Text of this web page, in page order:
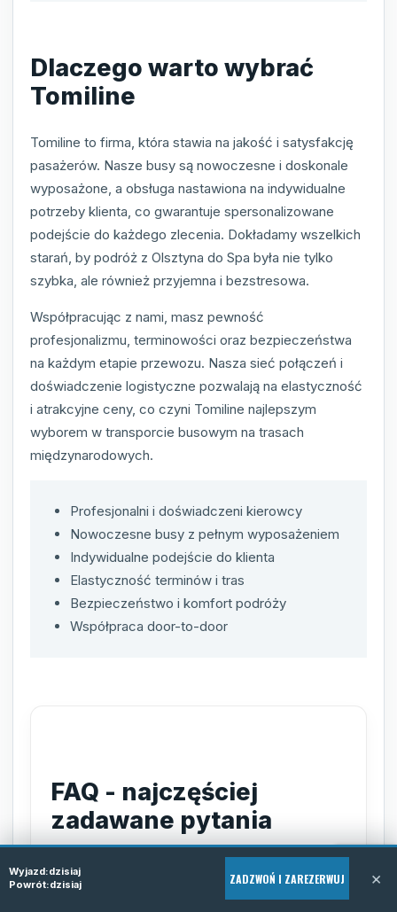
Dlaczego warto wybrać
Tomiline
Tomiline to firma, która stawia na jakość i satysfakcję
pasażerów. Nasze busy są nowoczesne i doskonale
wyposażone, a obsługa nastawiona na indywidualne
potrzeby klienta, co gwarantuje spersonalizowane
podejście do każdego zlecenia. Dokładamy wszelkich
starań, by podróż z Olsztyna do Spa była nie tylko
szybka, ale również przyjemna i bezstresowa.
Współpracując z nami, masz pewność
profesjonalizmu, terminowości oraz bezpieczeństwa
na każdym etapie przewozu. Nasza sieć połączeń i
doświadczenie logistyczne pozwalają na elastyczność
i atrakcyjne ceny, co czyni Tomiline najlepszym
wyborem w transporcie busowym na trasach
międzynarodowych.
Profesjonalni i doświadczeni kierowcy
Nowoczesne busy z pełnym wyposażeniem
Indywidualne podejście do klienta
Elastyczność terminów i tras
Bezpieczeństwo i komfort podróży
Współpraca door-to-door
FAQ - najczęściej
zadawane pytania
Jak mogę zarezerwować
przejazd z Olsztyna do Spa?
Wyjazd:dzisiaj
Powrót:dzisiaj ZADZWOŃ I ZAREZERWUJ ×